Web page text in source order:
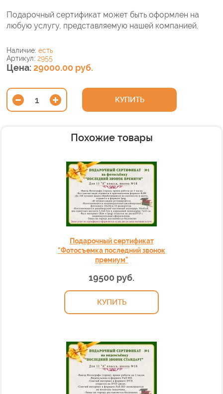
Подарочный сертификат может быть оформлен на
любую услугу, представляемую нашей компанией.
Наличие:есть
Артикул:2955
Цена:29000.00 руб.
КУПИТЬ
Похожие товары
Подарочный сертификат
"Фотосъемка последний звонок
премиум"
19500 руб.
КУПИТЬ